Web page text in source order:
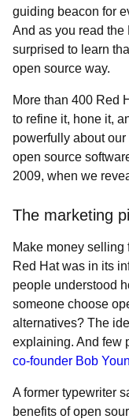
guiding beacon for
And as you read the
surprised to learn
open source way.
More than 400 Red
to refine it, hone it,
powerfully about
open source
2009, when we
The marketing
Make money selling
Red Hat was in its
people understood
someone choose
alternatives? The
explaining. And few
co-founder Bob
A former typewriter
benefits of open